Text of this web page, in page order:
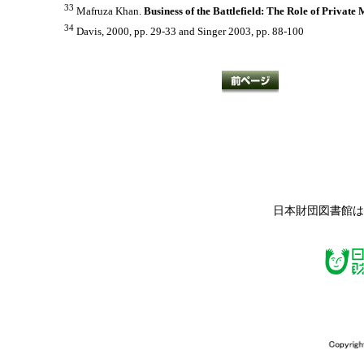
33 Mafruza Khan. Business of the Battlefield: The Role of Private
34Davis, 2000, pp. 29-33 and Singer 2003, pp. 88-100
日本財団図書館